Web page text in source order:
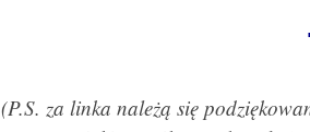
(P.S. za linka należą się